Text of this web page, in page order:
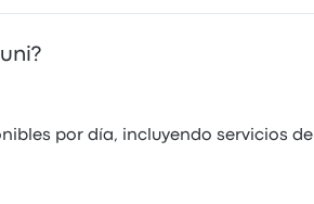
por día, incluyendo servicios de